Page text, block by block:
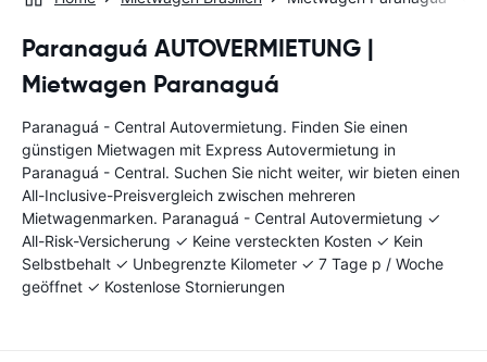
Paranaguá AUTOVERMIETUNG |
Mietwagen Paranaguá
Paranaguá - Central Autovermietung. Finden Sie einen
günstigen Mietwagen mit Express Autovermietung in
Paranaguá - Central. Suchen Sie nicht weiter, wir bieten einen
All-Inclusive-Preisvergleich zwischen mehreren
Mietwagenmarken. Paranaguá - Central Autovermietung ✓
All-Risk-Versicherung ✓ Keine versteckten Kosten ✓ Kein
Selbstbehalt ✓ Unbegrenzte Kilometer ✓ 7 Tage p / Woche
geöffnet ✓ Kostenlose Stornierungen